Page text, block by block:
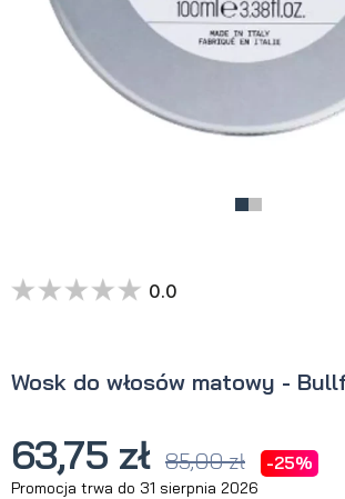
Wosk do włosów matowy -
0.0
63,75 zł 85,00 zł -25%
Promocja trwa do 31 sierpnia 2026